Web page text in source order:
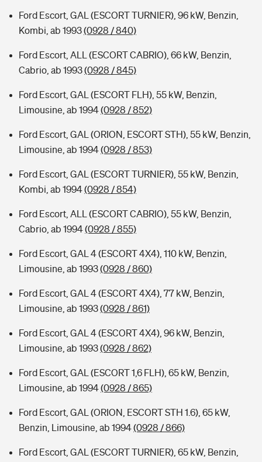
Ford Escort, GAL (ESCORT TURNIER), 96 kW, Benzin,
Kombi, ab 1993(0928 / 840)
Ford Escort, ALL (ESCORT CABRIO), 66 kW, Benzin,
Cabrio, ab 1993(0928 / 845)
Ford Escort, GAL (ESCORT FLH), 55 kW, Benzin,
Limousine, ab 1994(0928 / 852)
Ford Escort, GAL (ORION, ESCORT STH), 55 kW, Benzin,
Limousine, ab 1994(0928 / 853)
Ford Escort, GAL (ESCORT TURNIER), 55 kW, Benzin,
Kombi, ab 1994(0928 / 854)
Ford Escort, ALL (ESCORT CABRIO), 55 kW, Benzin,
Cabrio, ab 1994(0928 / 855)
Ford Escort, GAL 4 (ESCORT 4X4), 110 kW, Benzin,
Limousine, ab 1993(0928 / 860)
Ford Escort, GAL 4 (ESCORT 4X4), 77 kW, Benzin,
Limousine, ab 1993(0928 / 861)
Ford Escort, GAL 4 (ESCORT 4X4), 96 kW, Benzin,
Limousine, ab 1993(0928 / 862)
Ford Escort, GAL (ESCORT 1,6 FLH), 65 kW, Benzin,
Limousine, ab 1994(0928 / 865)
Ford Escort, GAL (ORION, ESCORT STH 1.6), 65 kW,
Benzin, Limousine, ab 1994(0928 / 866)
Ford Escort, GAL (ESCORT TURNIER), 65 kW, Benzin,